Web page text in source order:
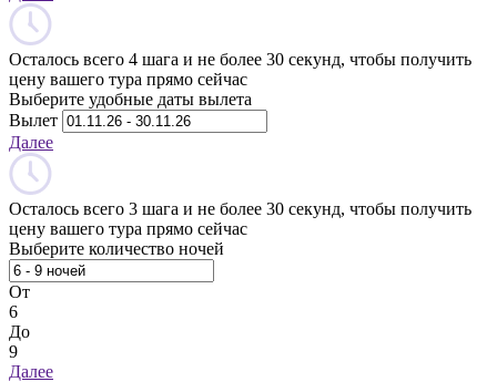
Осталось всего 4 шага и не более 30 секунд, чтобы получить
цену вашего тура прямо сейчас
Выберите удобные даты вылета
Вылет
Далее
Осталось всего 3 шага и не более 30 секунд, чтобы получить
цену вашего тура прямо сейчас
Выберите количество ночей
От
6
До
9
Далее